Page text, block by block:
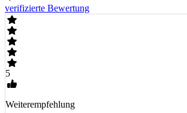
verifizierte Bewertung
5
Weiterempfehlung